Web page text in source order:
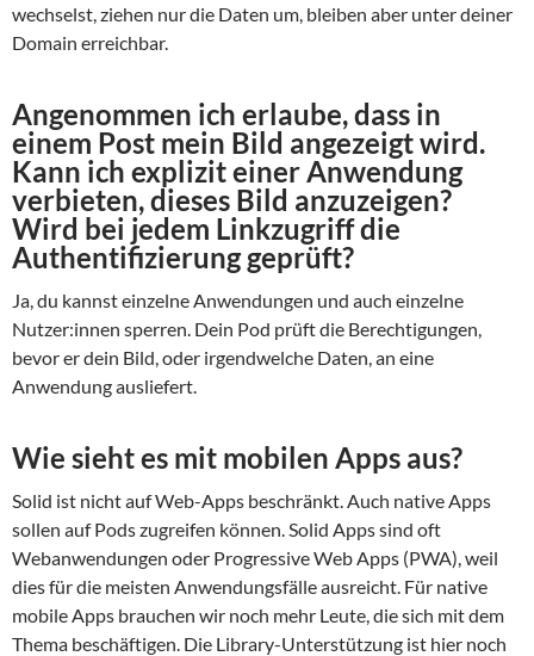
wechselst, ziehen nur die Daten um, bleiben aber unter deiner
Domain erreichbar.
Angenommen ich erlaube, dass in
einem Post mein Bild angezeigt wird.
Kann ich explizit einer Anwendung
verbieten, dieses Bild anzuzeigen?
Wird bei jedem Linkzugriff die
Authentifizierung geprüft?
Ja, du kannst einzelne Anwendungen und auch einzelne
Nutzer:innen sperren. Dein Pod prüft die Berechtigungen,
bevor er dein Bild, oder irgendwelche Daten, an eine
Anwendung ausliefert.
Wie sieht es mit mobilen Apps aus?
Solid ist nicht auf Web-Apps beschränkt. Auch native Apps
sollen auf Pods zugreifen können. Solid Apps sind oft
Webanwendungen oder Progressive Web Apps (PWA), weil
dies für die meisten Anwendungsfälle ausreicht. Für native
mobile Apps brauchen wir noch mehr Leute, die sich mit dem
Thema beschäftigen. Die Library-Unterstützung ist hier noch